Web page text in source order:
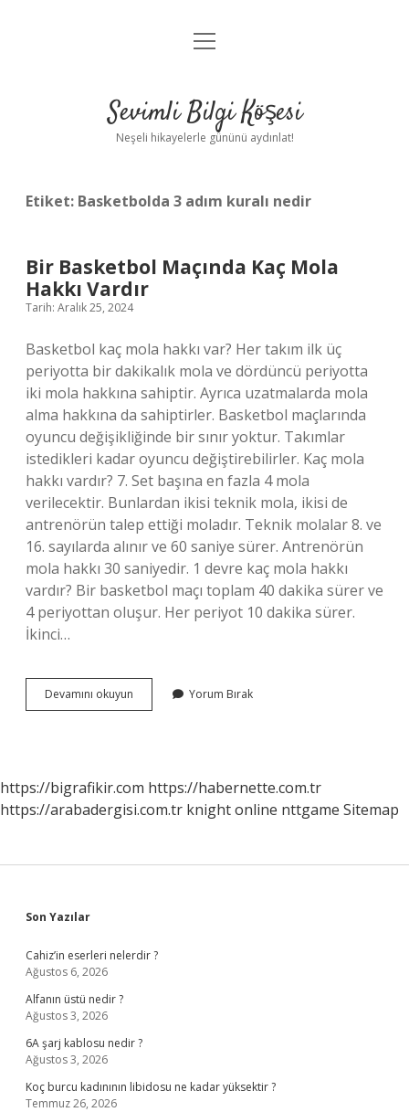
Anasayfa
Yasal Uyarı
menüyü
Sevimli Bilgi Köşesi
Neşeli hikayelerle gününü aydınlat!
Etiket: Basketbolda 3 adım kuralı nedir
Bir Basketbol Maçında Kaç Mola
Hakkı Vardır
Tarih: Aralık 25, 2024
Basketbol kaç mola hakkı var? Her takım ilk üç
periyotta bir dakikalık mola ve dördüncü periyotta
iki mola hakkına sahiptir. Ayrıca uzatmalarda mola
alma hakkına da sahiptirler. Basketbol maçlarında
oyuncu değişikliğinde bir sınır yoktur. Takımlar
istedikleri kadar oyuncu değiştirebilirler. Kaç mola
hakkı vardır? 7. Set başına en fazla 4 mola
verilecektir. Bunlardan ikisi teknik mola, ikisi de
antrenörün talep ettiği moladır. Teknik molalar 8. ve
16. sayılarda alınır ve 60 saniye sürer. Antrenörün
mola hakkı 30 saniyedir. 1 devre kaç mola hakkı
vardır? Bir basketbol maçı toplam 40 dakika sürer ve
4 periyottan oluşur. Her periyot 10 dakika sürer.
İkinci…
Devamını okuyun
Basketbol
Vardır
Yorum Bırak
https://bigrafikir.com https://habernette.com.tr
https://arabadergisi.com.tr knight online nttgame Sitemap
Sidebar
Son Yazılar
Cahiz’in eserleri nelerdir ?
Ağustos 6, 2026
Alfanın üstü nedir ?
Ağustos 3, 2026
6A şarj kablosu nedir ?
Ağustos 3, 2026
Koç burcu kadınının libidosu ne kadar yüksektir ?
Temmuz 26, 2026